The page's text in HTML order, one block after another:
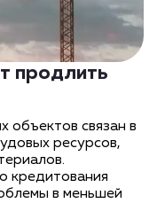
продлить
объектов связан в
ресурсов,
кредитования
в меньшей